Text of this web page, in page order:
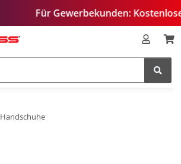
Für Gewerbekunden: Kostenloses
Handschuhe